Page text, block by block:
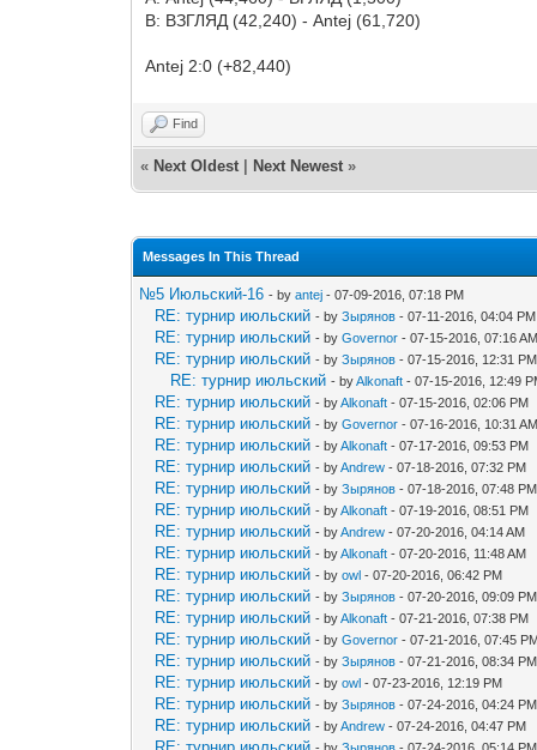
В: ВЗГЛЯД (42,240) - Antej (61,720)
Antej 2:0 (+82,440)
Find
« Next Oldest Next Newest »
Messages In This Thread
№5 Июльский-16 - byantej - 07-09-2016, 07:18 PM
RE: турнир июльский - byЗырянов - 07-11-2016, 04:04 PM
RE: турнир июльский - byGovernor - 07-15-2016, 07:16 AM
RE: турнир июльский - byЗырянов - 07-15-2016, 12:31 PM
RE: турнир июльский - byAlkonaft - 07-15-2016, 12:49
RE: турнир июльский - byAlkonaft - 07-15-2016, 02:06 PM
RE: турнир июльский - byGovernor - 07-16-2016, 10:31 AM
RE: турнир июльский - byAlkonaft - 07-17-2016, 09:53 PM
RE: турнир июльский - byAndrew - 07-18-2016, 07:32 PM
RE: турнир июльский - byЗырянов - 07-18-2016, 07:48 PM
RE: турнир июльский - byAlkonaft - 07-19-2016, 08:51 PM
RE: турнир июльский - byAndrew - 07-20-2016, 04:14 AM
RE: турнир июльский - byAlkonaft - 07-20-2016, 11:48 AM
RE: турнир июльский - byowl - 07-20-2016, 06:42 PM
RE: турнир июльский - byЗырянов - 07-20-2016, 09:09 PM
RE: турнир июльский - byAlkonaft - 07-21-2016, 07:38 PM
RE: турнир июльский - byGovernor - 07-21-2016, 07:45
RE: турнир июльский - byЗырянов - 07-21-2016, 08:34 PM
RE: турнир июльский - byowl - 07-23-2016, 12:19 PM
RE: турнир июльский - byЗырянов - 07-24-2016, 04:24 PM
RE: турнир июльский - byAndrew - 07-24-2016, 04:47 PM